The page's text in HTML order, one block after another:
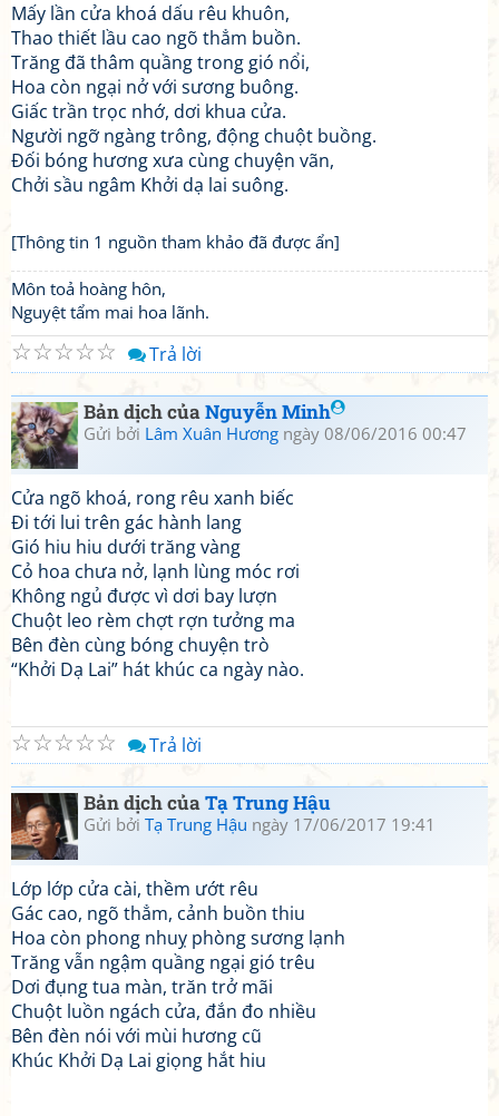
Mấy lần cửa khoá dấu rêu khuôn,
Thao thiết lầu cao ngõ thẳm buồn.
Trăng đã thâm quầng trong gió nổi,
Hoa còn ngại nở với sương buông.
Giấc trần trọc nhớ, dơi khua cửa.
Người ngỡ ngàng trông, động chuột buồng.
Đối bóng hương xưa cùng chuyện vãn,
Chởi sầu ngâm Khởi dạ lai suông.
[Thông tin 1 nguồn tham khảo đã được ẩn]
Môn toả hoàng hôn,
Nguyệt tẩm mai hoa lãnh.
☆
☆
☆
☆
☆ Trả lời
Bản dịch củaNguyễn Minh
Gửi bởi Lâm Xuân Hương ngày 08/06/2016 00:47
Cửa ngõ khoá, rong rêu xanh biếc
Đi tới lui trên gác hành lang
Gió hiu hiu dưới trăng vàng
Cỏ hoa chưa nở, lạnh lùng móc rơi
Không ngủ được vì dơi bay lượn
Chuột leo rèm chợt rợn tưởng ma
Bên đèn cùng bóng chuyện trò
“Khởi Dạ Lai” hát khúc ca ngày nào.
☆
☆
☆
☆
☆ Trả lời
Bản dịch củaTạ Trung Hậu
Gửi bởi Tạ Trung Hậu ngày 17/06/2017 19:41
Lớp lớp cửa cài, thềm ướt rêu
Gác cao, ngõ thẳm, cảnh buồn thiu
Hoa còn phong nhuỵ phòng sương lạnh
Trăng vẫn ngậm quầng ngại gió trêu
Dơi đụng tua màn, trăn trở mãi
Chuột luồn ngách cửa, đắn đo nhiều
Bên đèn nói với mùi hương cũ
Khúc Khởi Dạ Lai giọng hắt hiu